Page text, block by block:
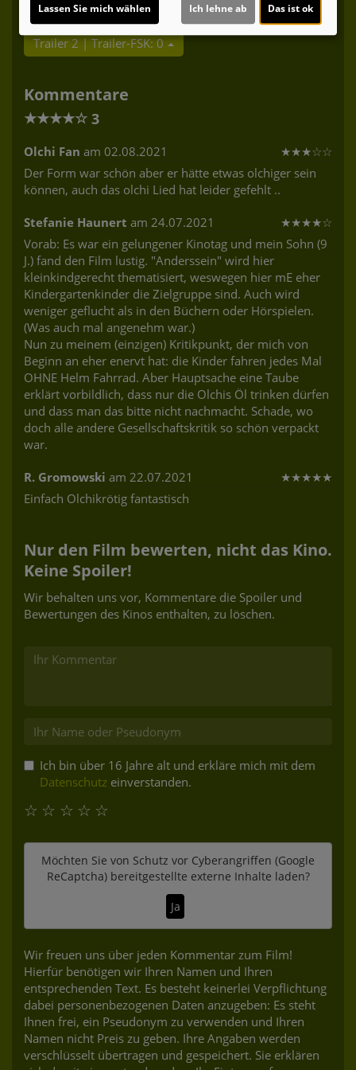
Trailer 2 | Trailer-FSK: 0
Kommentare
★★★★☆ 3
Olchi Fan am 02.08.2021 ★★★☆☆
Der Form war schön aber er hätte etwas olchiger sein
können, auch das olchi Lied hat leider gefehlt ..
Stefanie Haunert am 24.07.2021 ★★★★☆
Vorab: Es war ein gelungener Kinotag und mein Sohn (9
J.) fand den Film lustig. "Anderssein" wird hier
kleinkindgerecht thematisiert, weswegen hier mE eher
Kindergartenkinder die Zielgruppe sind. Auch wird
weniger geflucht als in den Büchern oder Hörspielen.
(Was auch mal angenehm war.)
Nun zu meinem (einzigen) Kritikpunkt, der mich von
Beginn an eher enervt hat: die Kinder fahren jedes Mal
OHNE Helm Fahrrad. Aber Hauptsache eine Taube
erklärt vorbildlich, dass nur die Olchis Öl trinken dürfen
und dass man das bitte nicht nachmacht. Schade, wo
doch alle andere Gesellschaftskritik so schön verpackt
war.
R. Gromowski am 22.07.2021 ★★★★★
Einfach Olchikrötig fantastisch
Nur den Film bewerten, nicht das Kino.
Keine Spoiler!
Wir behalten uns vor, Kommentare die Spoiler und
Bewertungen des Kinos enthalten, zu löschen.
Ich bin über 16 Jahre alt und erkläre mich mit dem
Datenschutz einverstanden.
☆
☆
☆
☆
☆
Möchten Sie von Schutz vor Cyberangriffen (Google
ReCaptcha)bereitgestellte externe Inhalte laden?
Ja
Wir freuen uns über jeden Kommentar zum Film!
Hierfür benötigen wir Ihren Namen und Ihren
entsprechenden Text. Es besteht keinerlei Verpflichtung
dabei personenbezogenen Daten anzugeben: Es steht
Ihnen frei, ein Pseudonym zu verwenden und Ihren
Namen nicht Preis zu geben. Ihre Angaben werden
verschlüsselt übertragen und gespeichert. Sie erklären
Lassen Sie mich wählen Ich lehne ab Das ist ok